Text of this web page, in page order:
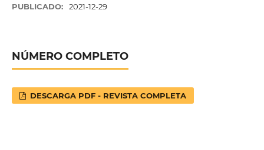
PUBLICADO: 2021-12-29
NÚMERO COMPLETO
DESCARGA PDF - REVISTA COMPLETA